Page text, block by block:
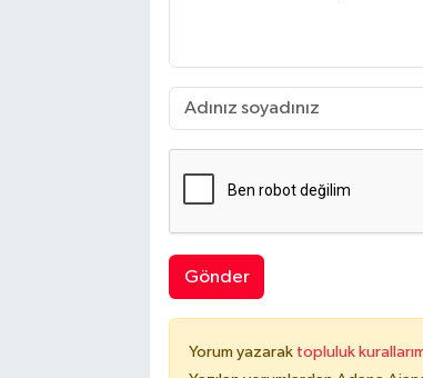
Gönder
Yorum yazarak topluluk